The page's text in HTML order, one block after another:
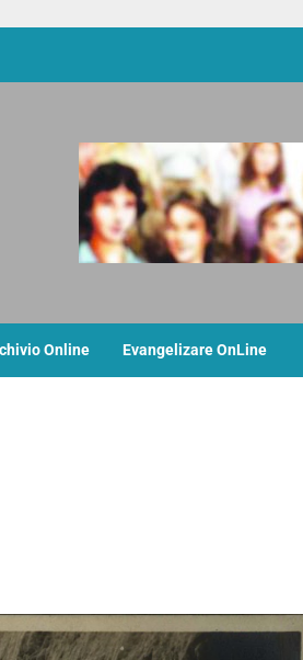
Online Evangelizare OnLine